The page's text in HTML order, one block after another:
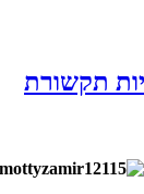
תקשורת